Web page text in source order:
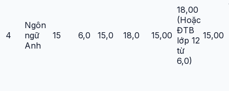
4
Ngôn
ngữ
Anh
15 6,0 15,0 18,0 15,00
18,00
(Hoặc
ĐTB
lớp 12
từ
6,0)
15,00